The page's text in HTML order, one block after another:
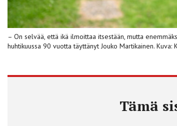
– On selvää, että ikä ilmoittaa itsestään, mutta
huhtikuussa 90 vuotta täyttänyt Jouko Martikainen. Kuva:
Tämä